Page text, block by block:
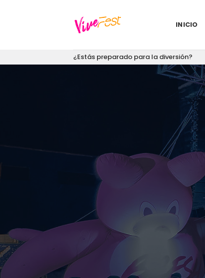
INICIO
¿Estás preparado para la diversión?